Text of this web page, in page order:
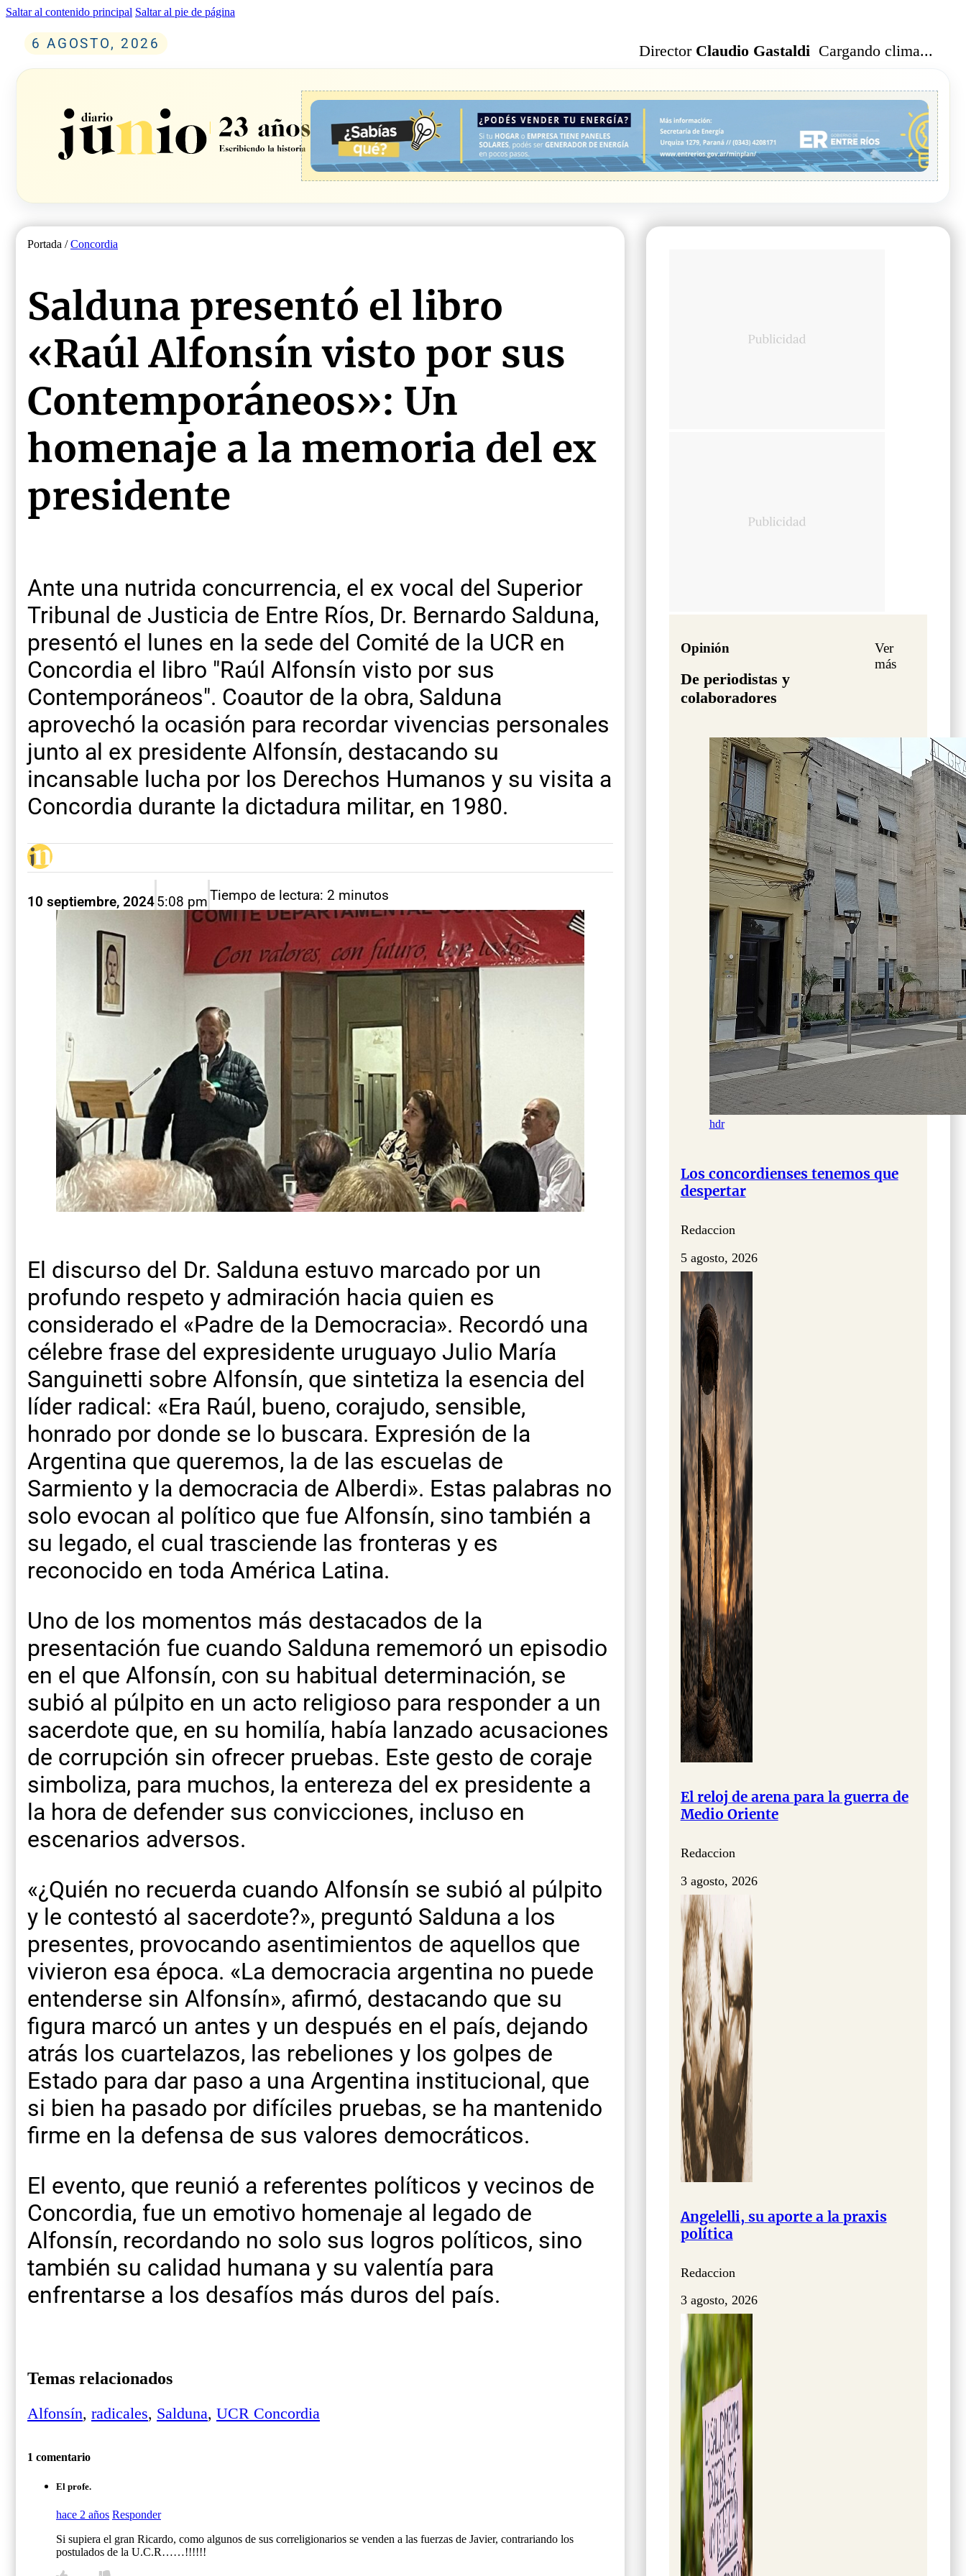
Saltar al contenido principal Saltar al pie de página
6 AGOSTO, 2026 Director Claudio Gastaldi Cargando clima...
Portada /Concordia
Salduna presentó el libro
«Raúl Alfonsín visto por sus
Contemporáneos»: Un
homenaje a la memoria del ex
presidente
Ante una nutrida concurrencia, el ex vocal del Superior
Tribunal de Justicia de Entre Ríos, Dr. Bernardo Salduna,
presentó el lunes en la sede del Comité de la UCR en
Concordia el libro "Raúl Alfonsín visto por sus
Contemporáneos". Coautor de la obra, Salduna
aprovechó la ocasión para recordar vivencias personales
junto al ex presidente Alfonsín, destacando su
incansable lucha por los Derechos Humanos y su visita a
Concordia durante la dictadura militar, en 1980.
10 septiembre, 20245:08 pmTiempo de lectura: 2 minutos
El discurso del Dr. Salduna estuvo marcado por un
profundo respeto y admiración hacia quien es
considerado el «Padre de la Democracia». Recordó una
célebre frase del expresidente uruguayo Julio María
Sanguinetti sobre Alfonsín, que sintetiza la esencia del
líder radical: «Era Raúl, bueno, corajudo, sensible,
honrado por donde se lo buscara. Expresión de la
Argentina que queremos, la de las escuelas de
Sarmiento y la democracia de Alberdi». Estas palabras no
solo evocan al político que fue Alfonsín, sino también a
su legado, el cual trasciende las fronteras y es
reconocido en toda América Latina.
Uno de los momentos más destacados de la
presentación fue cuando Salduna rememoró un episodio
en el que Alfonsín, con su habitual determinación, se
subió al púlpito en un acto religioso para responder a un
sacerdote que, en su homilía, había lanzado acusaciones
de corrupción sin ofrecer pruebas. Este gesto de coraje
simboliza, para muchos, la entereza del ex presidente a
la hora de defender sus convicciones, incluso en
escenarios adversos.
«¿Quién no recuerda cuando Alfonsín se subió al púlpito
y le contestó al sacerdote?», preguntó Salduna a los
presentes, provocando asentimientos de aquellos que
vivieron esa época. «La democracia argentina no puede
entenderse sin Alfonsín», afirmó, destacando que su
figura marcó un antes y un después en el país, dejando
atrás los cuartelazos, las rebeliones y los golpes de
Estado para dar paso a una Argentina institucional, que
si bien ha pasado por difíciles pruebas, se ha mantenido
firme en la defensa de sus valores democráticos.
El evento, que reunió a referentes políticos y vecinos de
Concordia, fue un emotivo homenaje al legado de
Alfonsín, recordando no solo sus logros políticos, sino
también su calidad humana y su valentía para
enfrentarse a los desafíos más duros del país.
Temas relacionados
Alfonsín, radicales, Salduna, UCR Concordia
1 comentario
El profe.
hace 2 años Responder
Si supiera el gran Ricardo, como algunos de sus correligionarios se venden a las fuerzas de Javier, contrariando los
postulados de la U.C.R……!!!!!!
Opinión
De periodistas y
colaboradores
Ver
más
hdr
Los concordienses tenemos que
despertar
Redaccion
5 agosto, 2026
El reloj de arena para la guerra de
Medio Oriente
Redaccion
3 agosto, 2026
Angelelli, su aporte a la praxis
política
Redaccion
3 agosto, 2026